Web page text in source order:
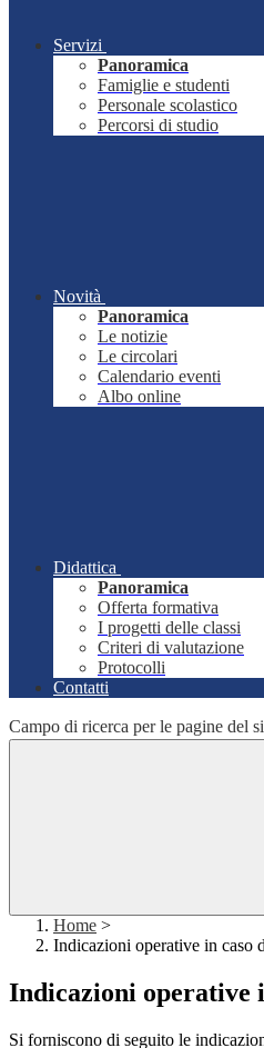
Servizi
Panoramica
Famiglie e studenti
Personale scolastico
Percorsi di studio
Novità
Panoramica
Le notizie
Le circolari
Calendario eventi
Albo online
Didattica
Panoramica
Offerta formativa
I progetti delle classi
Criteri di valutazione
Protocolli
Contatti
Campo di ricerca per le pagine del
Home >
Indicazioni operative in caso
Indicazioni operative
Si forniscono di seguito le